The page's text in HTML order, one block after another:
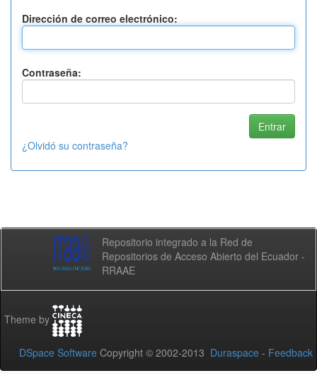
Dirección de correo electrónico:
Contraseña:
¿Olvidó su contraseña?
Repositorio integrado a la Red de
Repositorios de Acceso Abierto del Ecuador -
RRAAE
Theme by
DSpace Software Copyright © 2002-2013 Duraspace - Feedback